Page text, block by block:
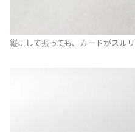
縦にして振っても、カードがスル